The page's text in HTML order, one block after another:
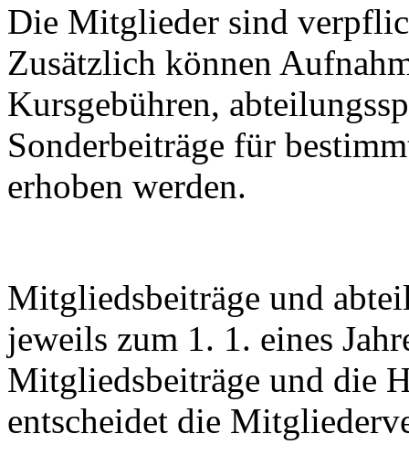
Die Mitglieder sind
Zusätzlich können
Kursgebühren,
Sonderbeiträge für
erhoben werden.
Mitgliedsbeiträge und
jeweils zum 1. 1. eines
Mitgliedsbeiträge und die
entscheidet die